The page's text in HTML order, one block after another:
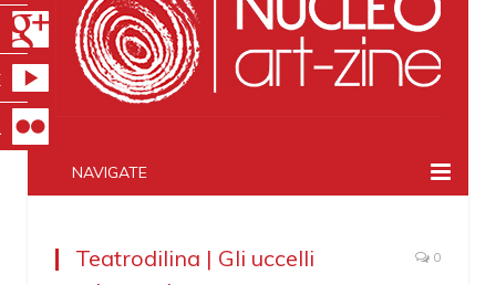
NAVIGATE
Teatrodilina | Gli uccelli
0